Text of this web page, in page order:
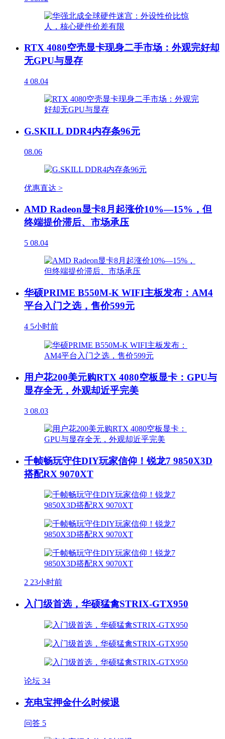
RTX 4080空壳显卡现身二手市场：外观完好却
无GPU与显存
4 08.04
G.SKILL DDR4内存条96元
08.06
优惠直达 >
AMD Radeon显卡8月起涨价10%—15%，但
终端提价滞后、市场承压
5 08.04
华硕PRIME B550M-K WIFI主板发布：AM4
平台入门之选，售价599元
4 5小时前
用户花200美元购RTX 4080空板显卡：GPU与
显存全无，外观却近乎完美
3 08.03
千帧畅玩守住DIY玩家信仰！锐龙7 9850X3D
搭配RX 9070XT
2 23小时前
入门级首选，华硕猛禽STRIX-GTX950
论坛 34
充电宝押金什么时候退
问答 5